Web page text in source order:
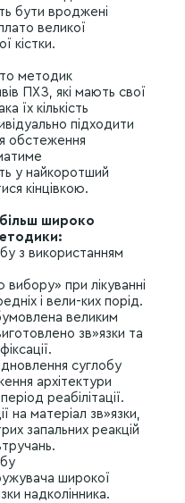
бути вроджені
великої
кістки.
методик
ПХЗ, які мають свої
їх кількість
підходити
обстеження
у найкоротший
кінцівкою.
широко
з використанням
при лікуванні
і вели-ких порід.
великим
зв»язки та
суглобу
архітектури
реабілітації.
на матеріал зв»язки,
запальних реакцій
широкої
надколінника.